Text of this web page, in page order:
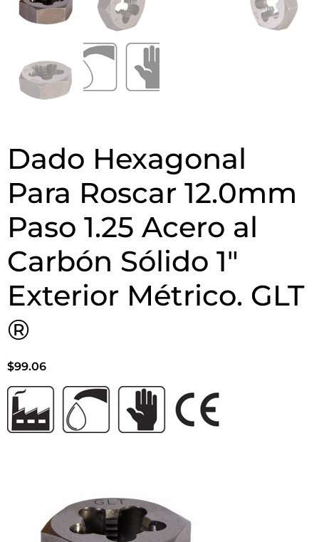
Dado Hexagonal
Para Roscar 12.0mm
Paso 1.25 Acero al
Carbón Sólido 1″
Exterior Métrico. GLT
®
$99.06